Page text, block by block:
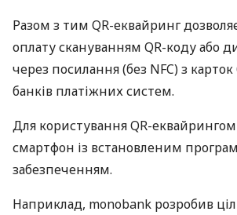
Разом з тим QR-еквайринг
оплату скануванням QR-коду або
через посилання (без NFC) з
банків платіжних систем.
Для користування QR-
смартфон із встановленим
забезпеченням.
Наприклад, monobank розробив